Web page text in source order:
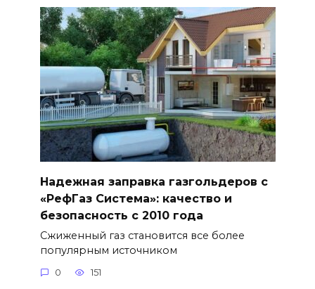
Надежная заправка газгольдеров с
«РефГаз Система»: качество и
безопасность с 2010 года
Сжиженный газ становится все более
популярным источником
0 151